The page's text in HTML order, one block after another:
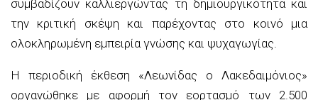
συμβαδίζουν καλλιεργώντας τη δημιουργικότητα και
την κριτική σκέψη και παρέχοντας στο κοινό μια
ολοκληρωμένη εμπειρία γνώσης και ψυχαγωγίας.
Η περιοδική έκθεση «Λεωνίδας ο Λακεδαιμόνιος»
οργανώθηκε με αφορμή τον εορτασμό των 2.500